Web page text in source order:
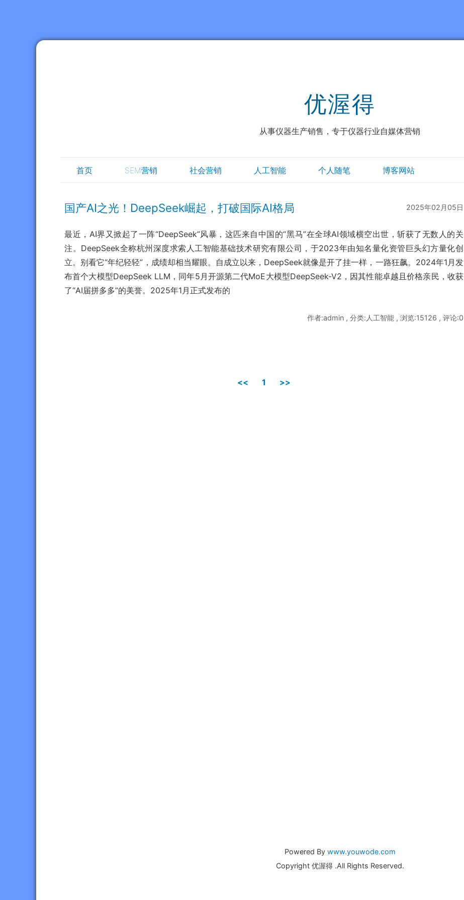
优渥得
从事仪器生产销售，专于仪器行业自媒体营销
首页 SEM营销 社会营销 人工智能 个人随笔 博客网站
2025年02月05日
国产AI之光！DeepSeek崛起，打破国际AI格局
最近，AI界又掀起了一阵“DeepSeek”风暴，这匹来自中国的“黑马”在全球AI领域横空出世，斩获了无数人的关
注。DeepSeek全称杭州深度求索人工智能基础技术研究有限公司，于2023年由知名量化资管巨头幻方量化创
立。别看它“年纪轻轻”，成绩却相当耀眼。自成立以来，DeepSeek就像是开了挂一样，一路狂飙。2024年1月发
布首个大模型DeepSeek LLM，同年5月开源第二代MoE大模型DeepSeek-V2，因其性能卓越且价格亲民，收获
了“AI届拼多多”的美誉。2025年1月正式发布的
作者:admin , 分类:人工智能 , 浏览:15126 , 评论:0
<< 1 >>
Powered By www.youwode.com
Copyright 优渥得 .All Rights Reserved.